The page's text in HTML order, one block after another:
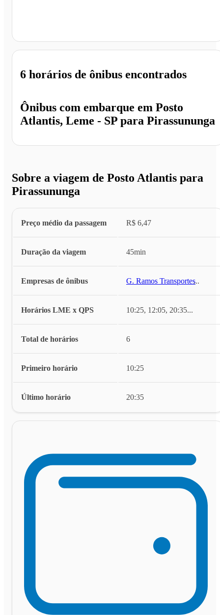
Ônibus com embarque em Posto
Atlantis, Leme - SP para Pirassununga
6 horários de ônibus encontrados
Sobre a viagem de Posto Atlantis para
Pirassununga
Preço médio da passagem R$ 6,47
Duração da viagem 45min
Empresas de ônibus G. Ramos Transportes...
Horários LME x QPS 10:25, 12:05, 20:35...
Total de horários 6
Primeiro horário 10:25
Último horário 20:35